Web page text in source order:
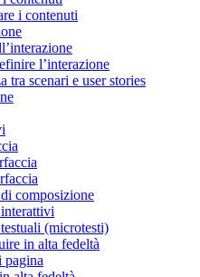
i contenuti
l’interazione
tra scenari e user stories
composizione
(microtesti)
in alta fedeltà
pagina